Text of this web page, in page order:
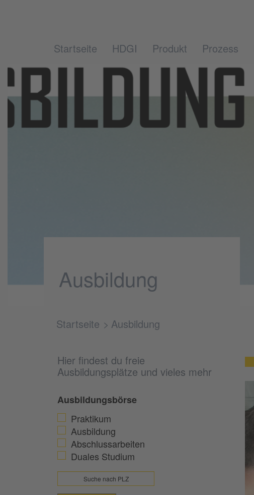
Startseite HDGI Produkt Prozess
Ausbildung
Startseite Ausbildung
Hier findest du freie
Ausbildungsplätze und vieles mehr
Ausbildungsbörse
Praktikum
Ausbildung
Abschlussarbeiten
Duales Studium